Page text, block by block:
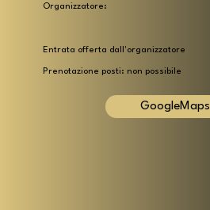
Entrata offerta dall'organizzatore
Organizzatore:
Prenotazione posti: non possibile
GoogleMaps